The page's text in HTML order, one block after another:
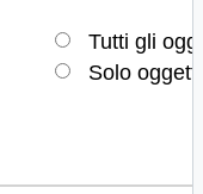
Tutti gli
Solo